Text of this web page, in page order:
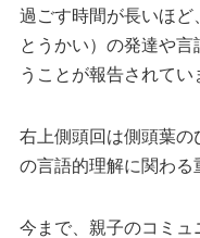
過ごす時間が長いほど
とうかい）の発達や
うことが報告されてい
右上側頭回は側頭葉
の言語的理解に関わる
今まで、親子のコミュ